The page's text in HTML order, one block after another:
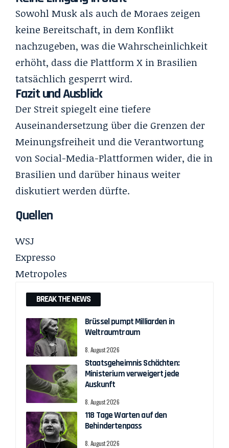
Sowohl Musk als auch de Moraes zeigen
keine Bereitschaft, in dem Konflikt
nachzugeben, was die Wahrscheinlichkeit
erhöht, dass die Plattform X in Brasilien
tatsächlich gesperrt wird.
Fazit und Ausblick
Der Streit spiegelt eine tiefere
Auseinandersetzung über die Grenzen der
Meinungsfreiheit und die Verantwortung
von Social-Media-Plattformen wider, die in
Brasilien und darüber hinaus weiter
diskutiert werden dürfte.
Quellen
WSJ
Expresso
Metropoles
BREAK THE NEWS
Brüssel pumpt Milliarden in
Weltraumtraum
8. August 2026
Staatsgeheimnis Schächten:
Ministerium verweigert jede
Auskunft
8. August 2026
118 Tage Warten auf den
Behindertenpass
8. August 2026